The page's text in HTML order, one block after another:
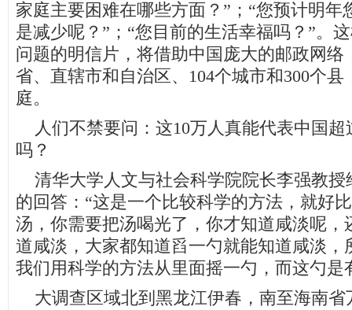
家庭主要困难在哪些方面？”；“您预计明年
是减少呢？”；“您目前的生活幸福吗？”。
问题的明信片，将借助中国庞大的邮政网络
省、直辖市和自治区、104个城市和300个县
庭。
人们不禁要问：这10万人真能代表中国超
吗？
清华大学人文与社会科学院院长李强教授
的回答：“这是一个比较科学的方法，就好
汤，你需要把汤喝光了，你才知道咸淡呢，
道咸淡，大家都知道舀一勺就能知道咸淡，
我们用科学的方法从里面摇一勺，而这勺是
大调查区域北到黑龙江伊春，南至海南省